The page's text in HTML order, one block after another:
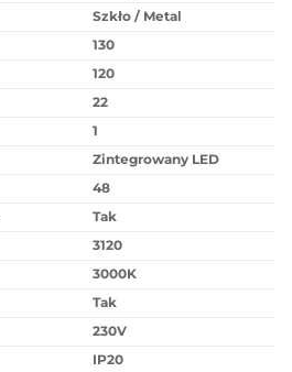
Szkło / Metal
130
120
22
1
Zintegrowany LED
48
Tak
3120
3000K
Tak
230V
IP20